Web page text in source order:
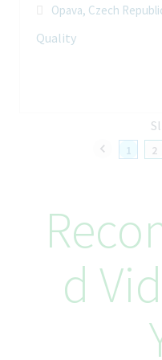
asistenční program –
Závazek
příležitostem
stejné pracovní příležitosti
barvu pleti, náboženství,
těhotenství, zdravotní
identitu nebo vyjádření,
nebo jakýkoli jiný právně
ochranu podle platných
1 2
Opava, Czech
Quality
D